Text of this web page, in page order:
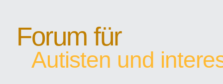
Forum für
Autisten und